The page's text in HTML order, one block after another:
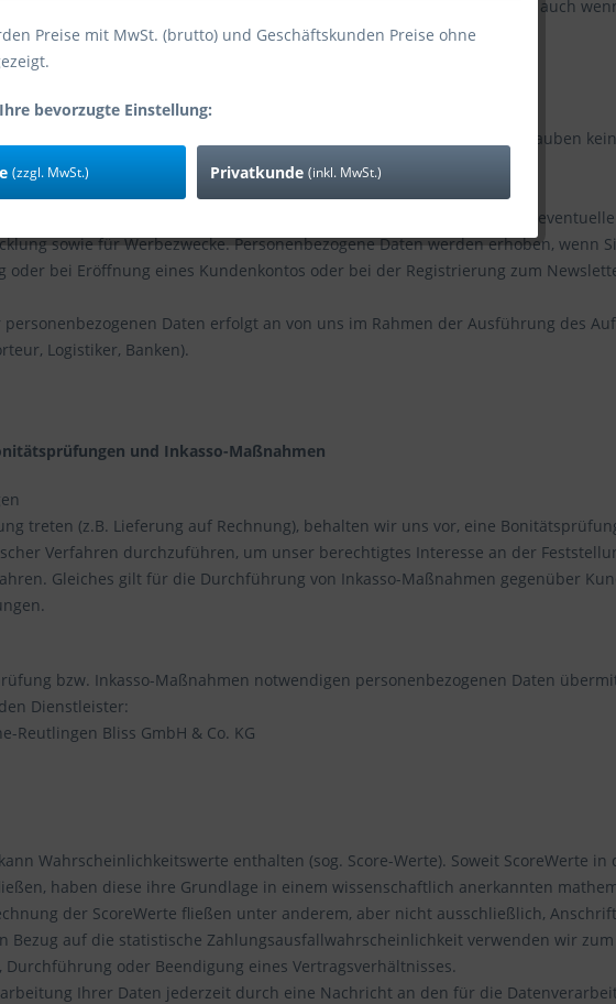
besuchen, ohne Angaben zu Ihrer Person zu machen. Wir speichern - auch
- lediglich Zugriffsdaten ohne Personenbezug wie z.B.
Service Providers
Sie uns besuchen
Datei
zur Verbesserung unseres Angebotes ausgewertet und erlauben
und verarbeiten Ihre Daten für die Bestellabwicklung Ihres Kaufs und
sowie für Werbezwecke. Personenbezogene Daten werden erhoben, wenn
oder bei Eröffnung eines Kundenkontos oder bei der Registrierung zum
Daten erfolgt an von uns im Rahmen der Ausführung des
Logistiker, Banken).
und Inkasso-Maßnahmen
treten (z.B. Lieferung auf Rechnung), behalten wir uns vor, eine
Verfahren durchzuführen, um unser berechtigtes Interesse an der
Gleiches gilt für die Durchführung von Inkasso-Maßnahmen gegenüber
bzw. Inkasso-Maßnahmen notwendigen personenbezogenen Daten
Dienstleister:
Reutlingen Bliss GmbH & Co. KG
Wahrscheinlichkeitswerte enthalten (sog. Score-Werte). Soweit ScoreWerte in
haben diese ihre Grundlage in einem wissenschaftlich anerkannten
der ScoreWerte fließen unter anderem, aber nicht ausschließlich,
Bezug auf die statistische Zahlungsausfallwahrscheinlichkeit verwenden wir
oder Beendigung eines Vertragsverhältnisses.
Ihrer Daten jederzeit durch eine Nachricht an den für die
Preise mit MwSt. (brutto) und Geschäftskunden Preise ohne
bevorzugte Einstellung:
(zzgl. MwSt.) Privatkunde (inkl. MwSt.)